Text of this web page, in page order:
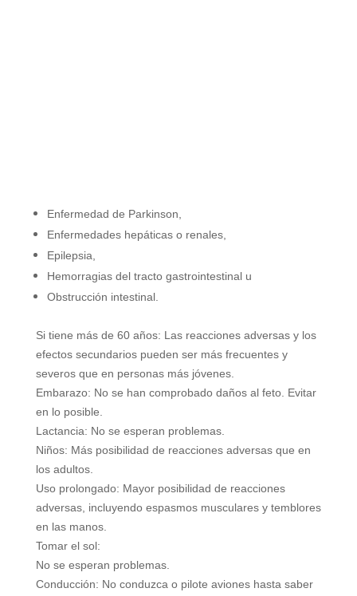
Enfermedad de Parkinson,
Enfermedades hepáticas o renales,
Epilepsia,
Hemorragias del tracto gastrointestinal u
Obstrucción intestinal.
Si tiene más de 60 años: Las reacciones adversas y los
efectos secundarios pueden ser más frecuentes y
severos que en personas más jóvenes.
Embarazo: No se han comprobado daños al feto. Evitar
en lo posible.
Lactancia: No se esperan problemas.
Niños: Más posibilidad de reacciones adversas que en
los adultos.
Uso prolongado: Mayor posibilidad de reacciones
adversas, incluyendo espasmos musculares y temblores
en las manos.
Tomar el sol:
No se esperan problemas.
Conducción: No conduzca o pilote aviones hasta saber